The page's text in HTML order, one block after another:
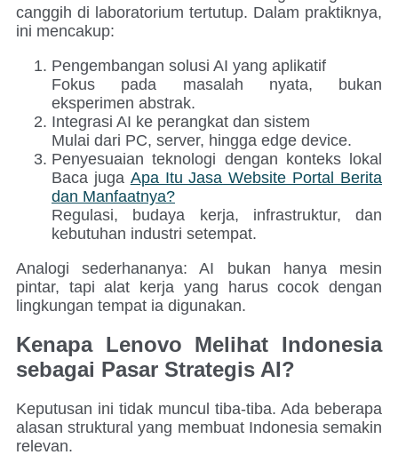
canggih di laboratorium tertutup. Dalam praktiknya,
ini mencakup:
Pengembangan solusi AI yang aplikatif
Fokus pada masalah nyata, bukan
eksperimen abstrak.
Integrasi AI ke perangkat dan sistem
Mulai dari PC, server, hingga edge device.
Penyesuaian teknologi dengan konteks lokal
Baca juga Apa Itu Jasa Website Portal Berita
dan Manfaatnya?
Regulasi, budaya kerja, infrastruktur, dan
kebutuhan industri setempat.
Analogi sederhananya: AI bukan hanya mesin
pintar, tapi alat kerja yang harus cocok dengan
lingkungan tempat ia digunakan.
Kenapa Lenovo Melihat Indonesia
sebagai Pasar Strategis AI?
Keputusan ini tidak muncul tiba-tiba. Ada beberapa
alasan struktural yang membuat Indonesia semakin
relevan.